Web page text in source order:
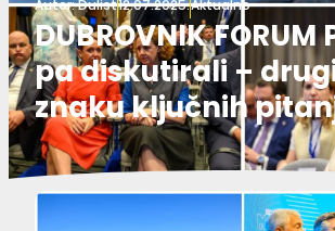
Autor:Dulist12.07.2025.Aktualno
DUBROVNIK FORUM
pa diskutirali –
znaku ključnih